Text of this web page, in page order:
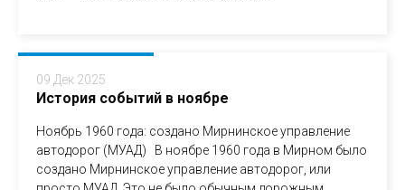
09 Дек 2025
История событий в ноябре
Ноябрь 1960 года: создано Мирнинское управление
автодорог (МУАД) В ноябре 1960 года в Мирном было
создано Мирнинское управление автодорог, или